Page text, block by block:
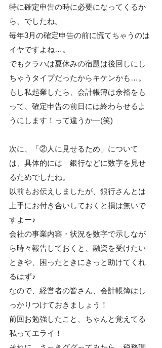
特に確定申告の時に必要になってくるか
ら、でしたね。
毎年3月の確定申告の前に慌てちゃうのは
イヤですよね…。
でもクラハは夏休みの宿題は後回しにし
ちゃうタイプだったからキケンかも…。
もし私起業したら、会計帳簿は余裕をも
って、確定申告の前日には終わらせるよ
うにします！って違うか―(笑)
次に、「②人に見せるため」について
は、具体的には　銀行などに数字を見せ
るためでしたね。
以前もお伝えしましたが、銀行さんとは
上手にお付き合いしておくと損は無いで
すよー♪
会社の事業内容・状況を数字で示しなが
ら時々報告しておくと、融資を受けたい
ときや、困ったときにきっと助けてくれ
るはず♪
なので、経営者の皆さん、会計帳簿はし
っかりつけておきましょう！
前回お勉強したこと、ちゃんと覚えてる
私ってエライ！